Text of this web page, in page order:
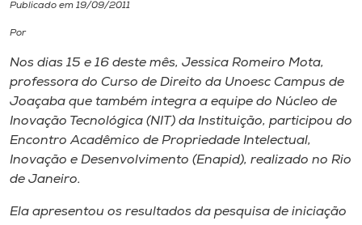
Cultura
CPA
Biblioteca
Editora
Publicado em 19/09/2011
Por
Nos dias 15 e 16 deste mês, Jessica Romeiro Mota,
professora do Curso de Direito da Unoesc Campus de
Joaçaba que também integra a equipe do Núcleo de
Inovação Tecnológica (NIT) da Instituição, participou do
Encontro Acadêmico de Propriedade Intelectual,
Inovação e Desenvolvimento (Enapid), realizado no Rio
de Janeiro.
Ela apresentou os resultados da pesquisa de iniciação